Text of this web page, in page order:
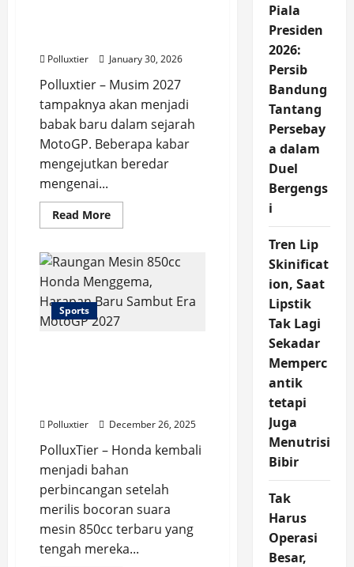
Polluxtier January 30, 2026
Polluxtier – Musim 2027
tampaknya akan menjadi
babak baru dalam sejarah
MotoGP. Beberapa kabar
mengejutkan beredar
mengenai...
Read MoreRead
more
Gabung
Honda,
Jorge
Martin
ke
Yamaha
di
Sports
Polluxtier December 26, 2025
PolluxTier – Honda kembali
menjadi bahan
perbincangan setelah
merilis bocoran suara
mesin 850cc terbaru yang
tengah mereka...
Piala
Presiden
2026:
Persib
Bandung
Tantang
Persebay
a dalam
Duel
Bergengs
i
Tren Lip
Skinificat
ion, Saat
Lipstik
Tak Lagi
Sekadar
Memperc
antik
tetapi
Juga
Menutrisi
Bibir
Tak
Harus
Operasi
Besar,